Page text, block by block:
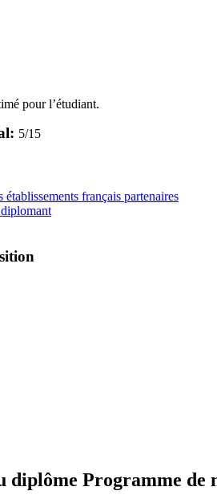
pour l’étudiant.
5/15
français partenaires
diplôme Programme de